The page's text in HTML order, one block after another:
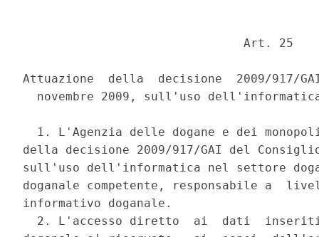
                               Art. 25
Attuazione  della  decisione  2009/917/
novembre 2009, sull'uso
1. L'Agenzia delle dogane e dei
della decisione 2009/917/GAI del
sull'uso dell'informatica nel settore
doganale competente, responsabile a
informativo doganale.
2. L'accesso diretto  ai  dati